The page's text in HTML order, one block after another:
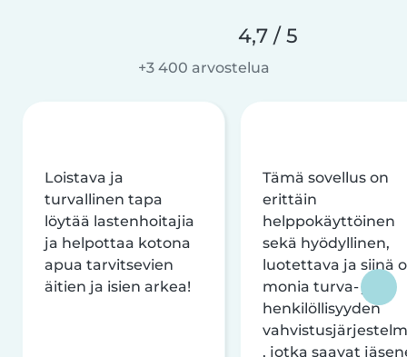
4,7 / 5
+3 400 arvostelua
Loistava ja
turvallinen tapa
löytää lastenhoitajia
ja helpottaa kotona
apua tarvitsevien
äitien ja isien arkea!
Tämä sovellus on
erittäin
helppokäyttöinen
sekä hyödyllinen,
luotettava ja siinä
monia turva- ja
henkilöllisyyden
, jotka saavat